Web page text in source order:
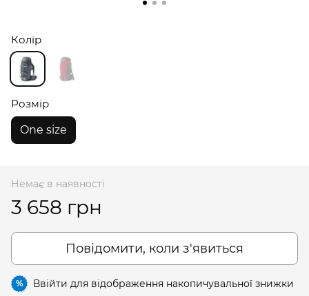
Колір
Розмір
One size
Немає в наявності
3 658 грн
Повідомити, коли з'явиться
% Ввійти для відображення накопичувальної знижки